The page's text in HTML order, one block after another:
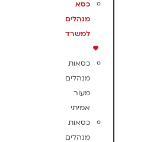
כסא
מנהלים
למשרד
כסאות
מנהלים
מעור
אמיתי
כסאות
מנהלים